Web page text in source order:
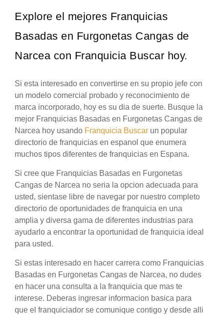
Explore el mejores Franquicias
Basadas en Furgonetas Cangas de
Narcea con Franquicia Buscar hoy.
Si esta interesado en convertirse en su propio jefe con
un modelo comercial probado y reconocimiento de
marca incorporado, hoy es su dia de suerte. Busque la
mejor Franquicias Basadas en Furgonetas Cangas de
Narcea hoy usando Franquicia Buscar un popular
directorio de franquicias en espanol que enumera
muchos tipos diferentes de franquicias en Espana.
Si cree que Franquicias Basadas en Furgonetas
Cangas de Narcea no seria la opcion adecuada para
usted, sientase libre de navegar por nuestro completo
directorio de oportunidades de franquicia en una
amplia y diversa gama de diferentes industrias para
ayudarlo a encontrar la oportunidad de franquicia ideal
para usted.
Si estas interesado en hacer carrera como Franquicias
Basadas en Furgonetas Cangas de Narcea, no dudes
en hacer una consulta a la franquicia que mas te
interese. Deberas ingresar informacion basica para
que el franquiciador se comunique contigo y desde alli